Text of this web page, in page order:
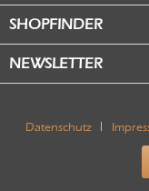
SHOPFINDER
NEWSLETTER
Datenschutz